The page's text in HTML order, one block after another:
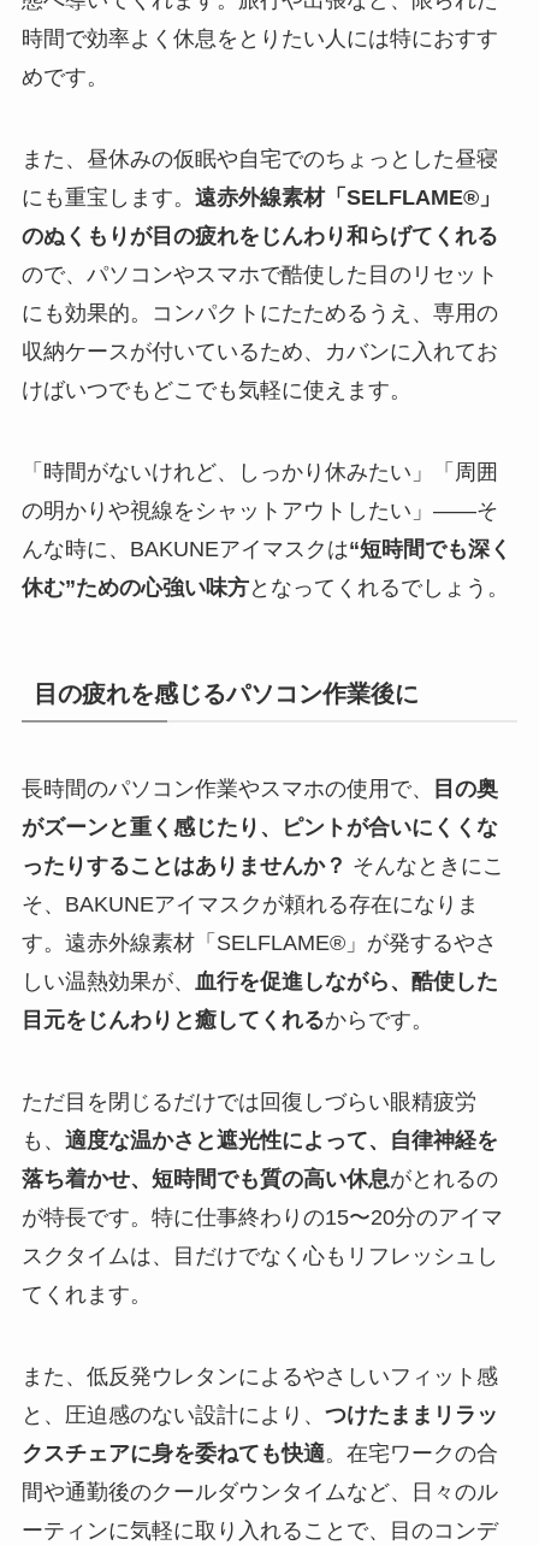
時間で効率よく休息をとりたい人には特におすす
めです。
また、昼休みの仮眠や自宅でのちょっとした昼寝
にも重宝します。 遠赤外線素材「SELFLAME®」
のぬくもりが目の疲れをじんわり和らげてくれる
ので、パソコンやスマホで酷使した目のリセット
にも効果的。コンパクトにたためるうえ、専用の
収納ケースが付いているため、カバンに入れてお
けばいつでもどこでも気軽に使えます。
「時間がないけれど、しっかり休みたい」「周囲
の明かりや視線をシャットアウトしたい」――そ
んな時に、BAKUNEアイマスクは“短時間でも深く
休む”ための心強い味方となってくれるでしょう。
目の疲れを感じるパソコン作業後に
長時間のパソコン作業やスマホの使用で、
目の奥
がズーンと重く感じたり、ピントが合いにくくな
ったりすることはありませんか？ そんなときにこ
そ、BAKUNEアイマスクが頼れる存在になりま
す。遠赤外線素材「SELFLAME®」が発するやさ
しい温熱効果が、 血行を促進しながら、酷使した
目元をじんわりと癒してくれるからです。
ただ目を閉じるだけでは回復しづらい眼精疲労
も、 適度な温かさと遮光性によって、自律神経を
落ち着かせ、短時間でも質の高い休息がとれるの
が特長です。特に仕事終わりの15〜20分のアイマ
スクタイムは、目だけでなく心もリフレッシュし
てくれます。
また、低反発ウレタンによるやさしいフィット感
と、圧迫感のない設計により、 つけたままリラッ
クスチェアに身を委ねても快適。在宅ワークの合
間や通勤後のクールダウンタイムなど、日々のル
ーティンに気軽に取り入れることで、目のコンデ